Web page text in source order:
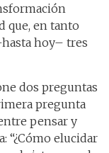
que, en tanto
hoy– tres
dos preguntas
pregunta
pensar y
“¿Cómo elucidar